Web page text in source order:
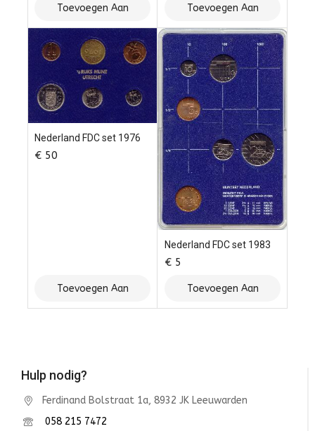
Toevoegen Aan
Winkelwagen
Toevoegen Aan
Winkelwagen
Nederland FDC set 1976
€ 50
Toevoegen Aan
Winkelwagen
Nederland FDC set 1983
€ 5
Toevoegen Aan
Winkelwagen
Hulp nodig?
Ferdinand Bolstraat 1a, 8932 JK Leeuwarden
058 215 7472